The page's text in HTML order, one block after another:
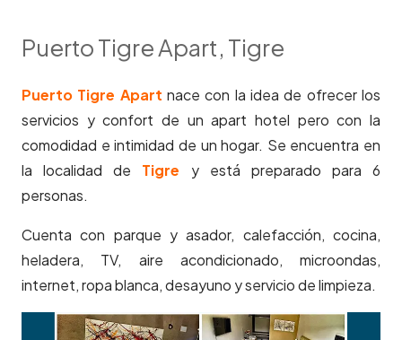
Puerto Tigre Apart, Tigre
Puerto Tigre Apart nace con la idea de ofrecer los
servicios y confort de un apart hotel pero con la
comodidad e intimidad de un hogar. Se encuentra en
la localidad de Tigre y está preparado para 6
personas.
Cuenta con parque y asador, calefacción, cocina,
heladera, TV, aire acondicionado, microondas,
internet, ropa blanca, desayuno y servicio de limpieza.